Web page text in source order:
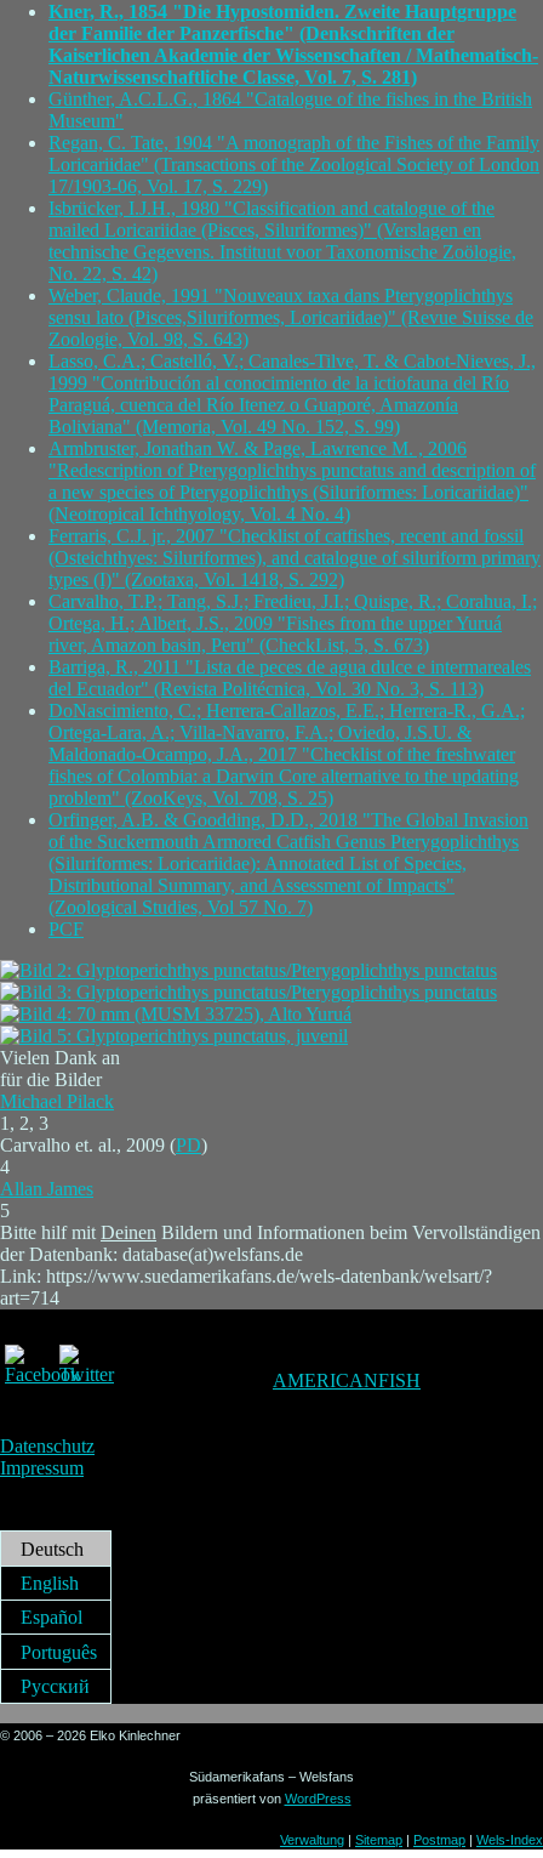
Kner, R., 1854 "Die Hypostomiden. Zweite Hauptgruppe
der Familie der Panzerfische" (Denkschriften der
Kaiserlichen Akademie der Wissenschaften / Mathematisch-
Naturwissenschaftliche Classe, Vol. 7, S. 281)
Günther, A.C.L.G., 1864 "Catalogue of the fishes in the British
Museum"
Regan, C. Tate, 1904 "A monograph of the Fishes of the Family
Loricariidae" (Transactions of the Zoological Society of London
17/1903-06, Vol. 17, S. 229)
Isbrücker, I.J.H., 1980 "Classification and catalogue of the
mailed Loricariidae (Pisces, Siluriformes)" (Verslagen en
technische Gegevens. Instituut voor Taxonomische Zoölogie,
No. 22, S. 42)
Weber, Claude, 1991 "Nouveaux taxa dans Pterygoplichthys
sensu lato (Pisces,Siluriformes, Loricariidae)" (Revue Suisse de
Zoologie, Vol. 98, S. 643)
Lasso, C.A.; Castelló, V.; Canales-Tilve, T. & Cabot-Nieves, J.,
1999 "Contribución al conocimiento de la ictiofauna del Río
Paraguá, cuenca del Río Itenez o Guaporé, Amazonía
Boliviana" (Memoria, Vol. 49 No. 152, S. 99)
Armbruster, Jonathan W. & Page, Lawrence M. , 2006
"Redescription of Pterygoplichthys punctatus and description of
a new species of Pterygoplichthys (Siluriformes: Loricariidae)"
(Neotropical Ichthyology, Vol. 4 No. 4)
Ferraris, C.J. jr., 2007 "Checklist of catfishes, recent and fossil
(Osteichthyes: Siluriformes), and catalogue of siluriform primary
types (I)" (Zootaxa, Vol. 1418, S. 292)
Carvalho, T.P.; Tang, S.J.; Fredieu, J.I.; Quispe, R.; Corahua, I.;
Ortega, H.; Albert, J.S., 2009 "Fishes from the upper Yuruá
river, Amazon basin, Peru" (CheckList, 5, S. 673)
Barriga, R., 2011 "Lista de peces de agua dulce e intermareales
del Ecuador" (Revista Politécnica, Vol. 30 No. 3, S. 113)
DoNascimiento, C.; Herrera-Callazos, E.E.; Herrera-R., G.A.;
Ortega-Lara, A.; Villa-Navarro, F.A.; Oviedo, J.S.U. &
Maldonado-Ocampo, J.A., 2017 "Checklist of the freshwater
fishes of Colombia: a Darwin Core alternative to the updating
problem" (ZooKeys, Vol. 708, S. 25)
Orfinger, A.B. & Goodding, D.D., 2018 "The Global Invasion
of the Suckermouth Armored Catfish Genus Pterygoplichthys
(Siluriformes: Loricariidae): Annotated List of Species,
Distributional Summary, and Assessment of Impacts"
(Zoological Studies, Vol 57 No. 7)
PCF
Vielen Dank an
für die Bilder
Michael Pilack
1, 2, 3
Carvalho et. al., 2009 (PD)
4
Allan James
5
Bitte hilf mit Deinen Bildern und Informationen beim Vervollständigen
der Datenbank: database(at)welsfans.de
Link: https://www.suedamerikafans.de/wels-datenbank/welsart/?
art=714
AMERICANFISH
Datenschutz
Impressum
Deutsch
English
Español
Português
Русский
© 2006 – 2026 Elko Kinlechner
Südamerikafans – Welsfans
präsentiert von WordPress
Verwaltung Sitemap Postmap Wels-Index